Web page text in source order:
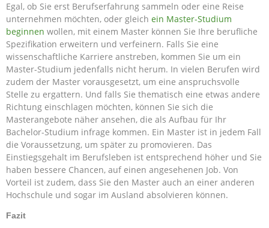
Egal, ob Sie erst Berufserfahrung sammeln oder eine Reise
unternehmen möchten, oder gleich ein Master-Studium
beginnen wollen, mit einem Master können Sie Ihre berufliche
Spezifikation erweitern und verfeinern. Falls Sie eine
wissenschaftliche Karriere anstreben, kommen Sie um ein
Master-Studium jedenfalls nicht herum. In vielen Berufen wird
zudem der Master vorausgesetzt, um eine anspruchsvolle
Stelle zu ergattern. Und falls Sie thematisch eine etwas andere
Richtung einschlagen möchten, können Sie sich die
Masterangebote näher ansehen, die als Aufbau für Ihr
Bachelor-Studium infrage kommen. Ein Master ist in jedem Fall
die Voraussetzung, um später zu promovieren. Das
Einstiegsgehalt im Berufsleben ist entsprechend höher und Sie
haben bessere Chancen, auf einen angesehenen Job. Von
Vorteil ist zudem, dass Sie den Master auch an einer anderen
Hochschule und sogar im Ausland absolvieren können.
Fazit